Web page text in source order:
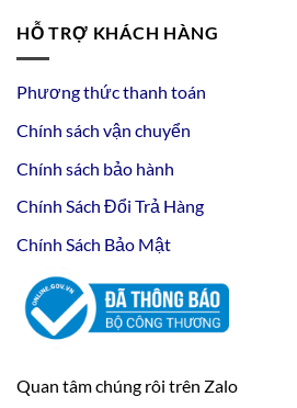
HỖ TRỢ KHÁCH HÀNG
Phương thức thanh toán
Chính sách vận chuyển
Chính sách bảo hành
Chính Sách Đổi Trả Hàng
Chính Sách Bảo Mật
Quan tâm chúng rôi trên Zalo